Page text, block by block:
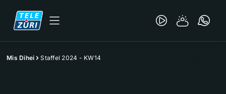
Mis Dihei Staffel 2024 - KW14